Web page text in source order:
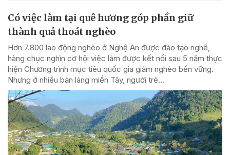
Có việc làm tại quê hương góp phần giữ
thành quả thoát nghèo
Hơn 7.800 lao động nghèo ở Nghệ An được đào tạo nghề,
hàng chục nghìn cơ hội việc làm được kết nối sau 5 năm thực
hiện Chương trình mục tiêu quốc gia giảm nghèo bền vững.
Nhưng ở nhiều bản làng miền Tây, người trẻ...